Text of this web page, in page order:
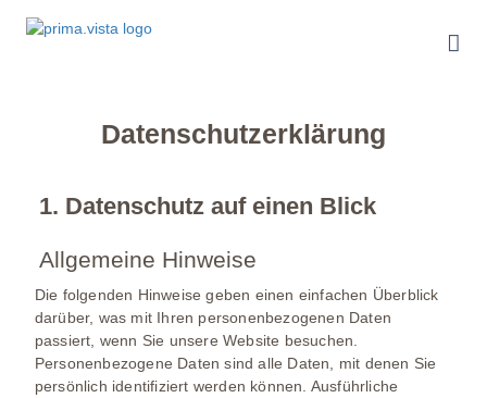
Datenschutzerklärung
1. Datenschutz auf einen Blick
Allgemeine Hinweise
Die folgenden Hinweise geben einen einfachen Überblick
darüber, was mit Ihren personenbezogenen Daten
passiert, wenn Sie unsere Website besuchen.
Personenbezogene Daten sind alle Daten, mit denen Sie
persönlich identifiziert werden können. Ausführliche